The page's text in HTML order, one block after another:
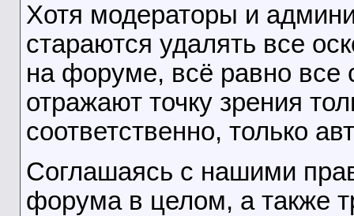
Хотя модераторы и
стараются удалять все
на форуме, всё равно
отражают точку зрения
соответственно, только
Соглашаясь с нашими
форума в целом, а также